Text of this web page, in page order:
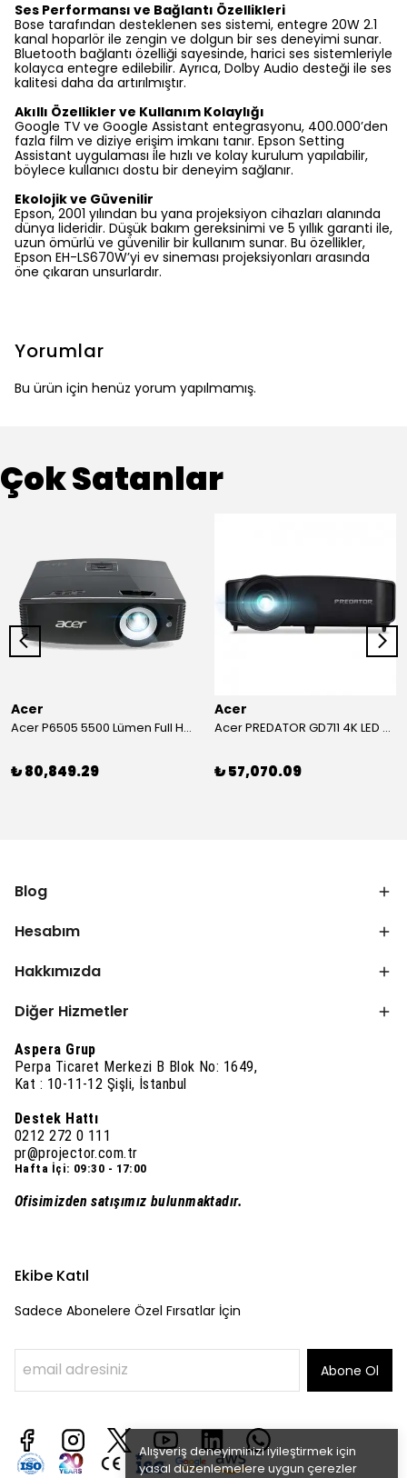
Alışveriş deneyiminizi iyileştirmek için
yasal düzenlemelere uygun çerezler
Ses Performansı ve Bağlantı Özellikleri
Bose tarafından desteklenen ses sistemi, entegre 20W 2.1
kanal hoparlör ile zengin ve dolgun bir ses deneyimi sunar.
Bluetooth bağlantı özelliği sayesinde, harici ses sistemleriyle
kolayca entegre edilebilir. Ayrıca, Dolby Audio desteği ile ses
kalitesi daha da artırılmıştır.
Akıllı Özellikler ve Kullanım Kolaylığı
Google TV ve Google Assistant entegrasyonu, 400.000’den
fazla film ve diziye erişim imkanı tanır. Epson Setting
Assistant uygulaması ile hızlı ve kolay kurulum yapılabilir,
böylece kullanıcı dostu bir deneyim sağlanır.
Ekolojik ve Güvenilir
Epson, 2001 yılından bu yana projeksiyon cihazları alanında
dünya lideridir. Düşük bakım gereksinimi ve 5 yıllık garanti ile,
uzun ömürlü ve güvenilir bir kullanım sunar. Bu özellikler,
Epson EH-LS670W’yi ev sineması projeksiyonları arasında
öne çıkaran unsurlardır.
Yorumlar
Bu ürün için henüz yorum yapılmamış.
Çok Satanlar
Acer
Acer P6505 5500 Lümen Full HD Toplantı Odası Projeksiyonu
₺ 80,849.29
Acer
Acer PREDATOR GD711 4K LED Projeksiyon
₺ 57,070.09
Blog
Hesabım
Hakkımızda
Diğer Hizmetler
Aspera Grup
Perpa Ticaret Merkezi B Blok No: 1649,
Kat : 10-11-12 Şişli, İstanbul
Destek Hattı
0212 272 0 111
pr@projector.com.tr
Hafta İçi: 09:30 - 17:00
Ofisimizden satışımız bulunmaktadır.
Ekibe Katıl
Sadece Abonelere Özel Fırsatlar İçin
Abone Ol